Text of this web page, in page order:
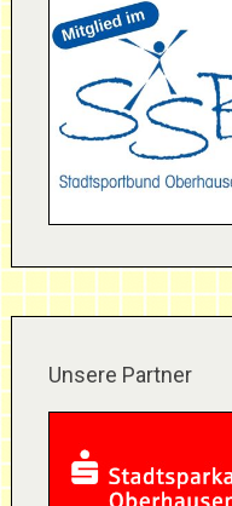
Unsere Partner